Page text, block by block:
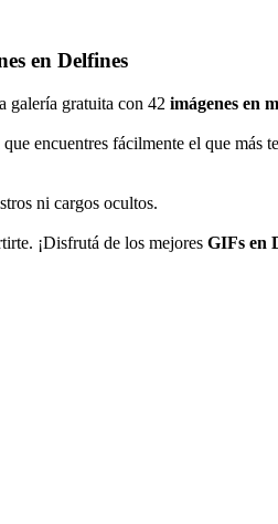
en Delfines
galería gratuita con 42 imágenes en
encuentres fácilmente el que
ni cargos ocultos.
¡Disfrutá de los mejores GIFs en